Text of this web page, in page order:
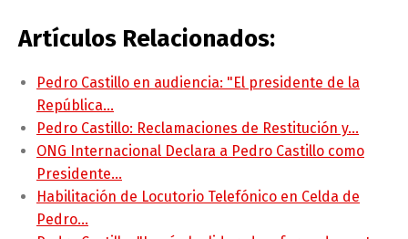
Artículos Relacionados:
Pedro Castillo en audiencia: "El presidente de la
República…
Pedro Castillo: Reclamaciones de Restitución y…
ONG Internacional Declara a Pedro Castillo como
Presidente…
Habilitación de Locutorio Telefónico en Celda de
Pedro…